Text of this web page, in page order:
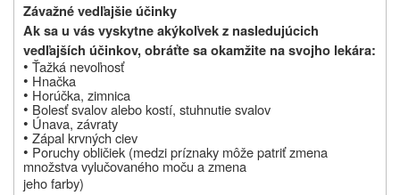
Závažné vedľajšie účinky
Ak sa u vás vyskytne akýkoľvek z nasledujúcich
vedľajších účinkov, obráťte sa okamžite na svojho lekára:
• Ťažká nevoľnosť
• Hnačka
• Horúčka, zimnica
• Bolesť svalov alebo kostí, stuhnutie svalov
• Únava, závraty
• Zápal krvných ciev
• Poruchy obličiek (medzi príznaky môže patriť zmena
množstva vylučovaného moču a zmena
jeho farby)